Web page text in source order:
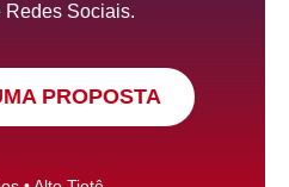
Redes Sociais.
PROPOSTA